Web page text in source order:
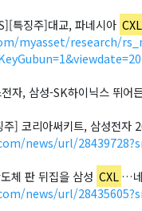
특징주]대교, 파네시아 CXL
myasset/research/
자, 삼성-SK하이닉스 뛰어
] 코리아써키트, 삼성전자
news/url/
체 판 뒤집을 삼성 CXL …네
news/url/